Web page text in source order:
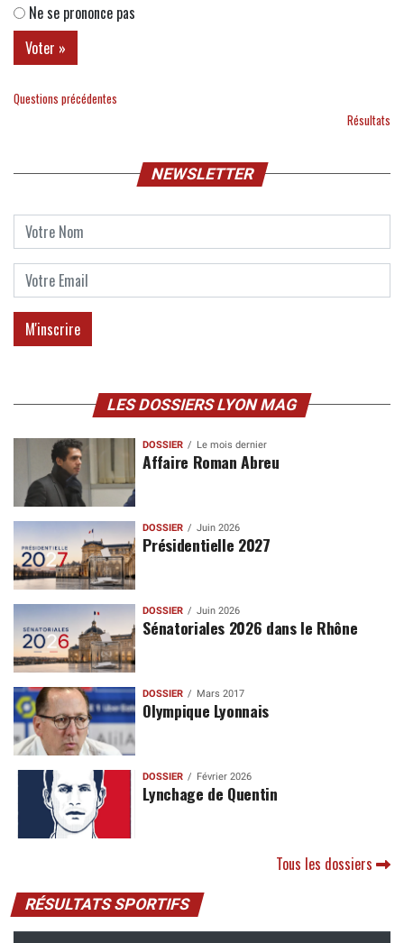
Ne se prononce pas
Questions précédentes
Résultats
NEWSLETTER
LES DOSSIERS LYON MAG
DOSSIER Le mois dernier
Affaire Roman Abreu
DOSSIER Juin 2026
Présidentielle 2027
DOSSIER Juin 2026
Sénatoriales 2026 dans le Rhône
DOSSIER Mars 2017
Olympique Lyonnais
DOSSIER Février 2026
Lynchage de Quentin
Tous les dossiers
RÉSULTATS SPORTIFS